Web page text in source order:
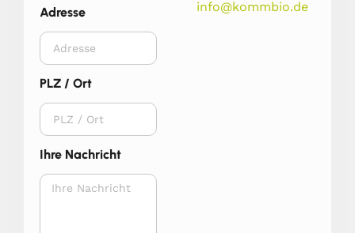
Adresse
PLZ / Ort
Ihre Nachricht
info@kommbio.de